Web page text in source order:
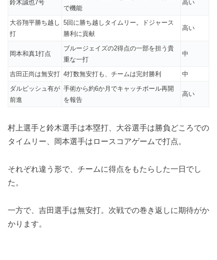
鈴木誠也7号
で機能
高い
大谷翔平勝ち越し
打
5回に勝ち越しタイムリー。ドジャース
勝利に貢献
高い
岡本和真1打点
ブルージェイズの2得点の一部を担う貴
重な一打
中
吉田正尚は無安打 4打数無安打も、チームは完封勝利
中
ダルビッシュ有が
前進
手術から約6か月でキャッチボール再開
を報告
高い
村上選手と鈴木選手は本塁打、大谷選手は勝負どころでの
タイムリー、岡本選手はロースコアゲームで打点。
それぞれ違う形で、チームに得点をもたらした一日でし
た。
一方で、吉田選手は無安打。次戦での巻き返しに期待がか
かります。